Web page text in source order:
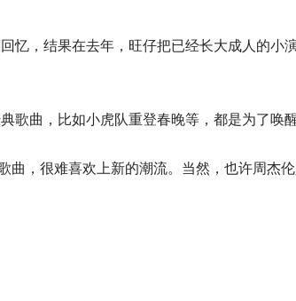
忆，结果在去年，旺仔把已经长大成人的
曲，比如小虎队重登春晚等，都是为了唤
，很难喜欢上新的潮流。当然，也许周杰伦